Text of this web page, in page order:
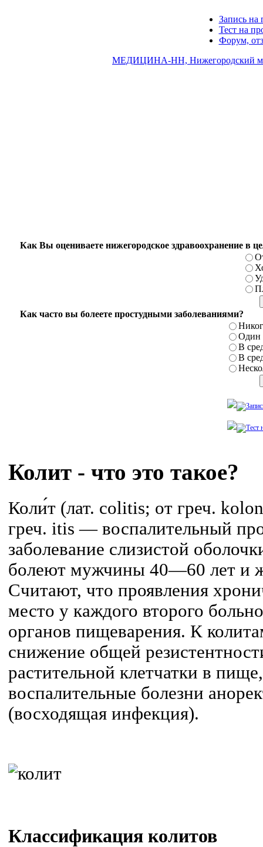
Запись на
Тест на
Форум,
МЕДИЦИНА-НН, Нижегородский
Как Вы оцениваете нижегородское здравоохранение в
Как часто вы болеете простудными заболеваниями?
Один
В
В
Колит - что это такое?
Коли́т (лат. colitis; от греч.
греч. itis — воспалительный
заболевание слизистой
болеют мужчины 40—60 лет и
Считают, что проявления
место у каждого второго
органов пищеварения. К
снижение общей
растительной клетчатки в
воспалительные болезни
(восходящая инфекция).
Классификация колитов